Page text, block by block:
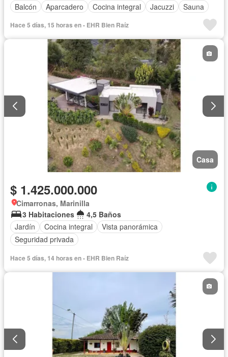
Balcón
Aparcadero Cocina integral Jacuzzi Sauna
Hace 5 días, 15 horas en - EHR Bien Raíz
Casa
$ 1.425.000.000
Cimarronas, Marinilla
3 Habitaciones
4,5 Baños
Jardín
Cocina integral
Vista panorámica
Seguridad privada
Hace 5 días, 14 horas en - EHR Bien Raíz